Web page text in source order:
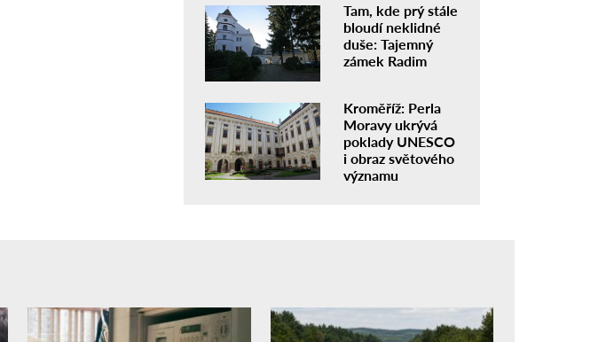
Tam, kde prý stále
bloudí neklidné
duše: Tajemný
zámek Radim
Kroměříž: Perla
Moravy ukrývá
poklady UNESCO
i obraz světového
významu